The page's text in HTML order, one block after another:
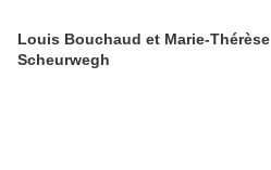
Louis Bouchaud et Marie-Thérèse
Scheurwegh